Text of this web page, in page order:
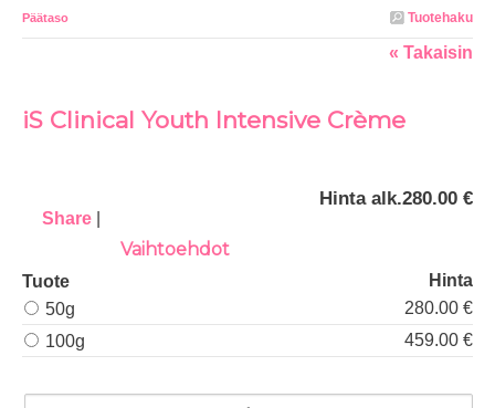
Tuotehaku
Päätaso
« Takaisin
iS Clinical Youth Intensive Crème
Share
Hinta alk.280.00 €
Vaihtoehdot
Tuote
Hinta
50g
280.00 €
100g
459.00 €